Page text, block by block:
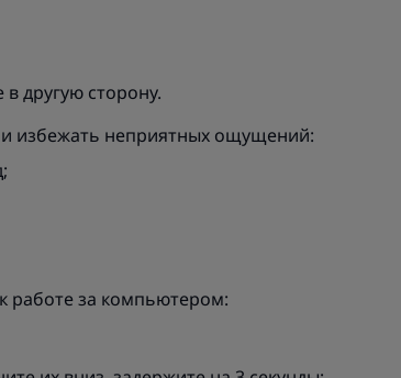
другую сторону.
избежать неприятных ощущений:
работе за компьютером: